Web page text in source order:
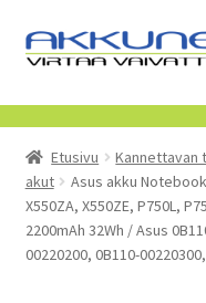
Siirry
navigointiin
Siirry
sisältöön
Kauppa
Tietoa meistä
Yrityksille
Etusivu Kannettavan
akut
Asus akku Notebook
X550ZA, X550ZE, P750L,
2200mAh 32Wh / Asus
00220200, 0B110-